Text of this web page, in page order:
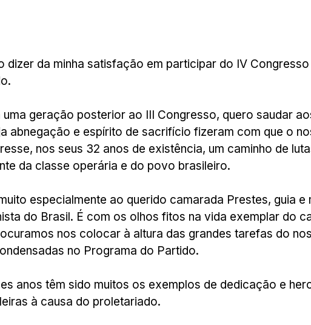
dizer da minha satisfação em participar do IV
uma geração posterior ao III Congresso, quero saudar
abnegação e espírito de sacrifício fizeram com que o
nos seus 32 anos de existência, um caminho de
da classe operária e do povo brasileiro.
especialmente ao querido camarada Prestes, guia e
do Brasil. É com os olhos fitos na vida exemplar do
nos colocar à altura das grandes tarefas do
no Programa do Partido.
anos têm sido muitos os exemplos de dedicação e
à causa do proletariado.